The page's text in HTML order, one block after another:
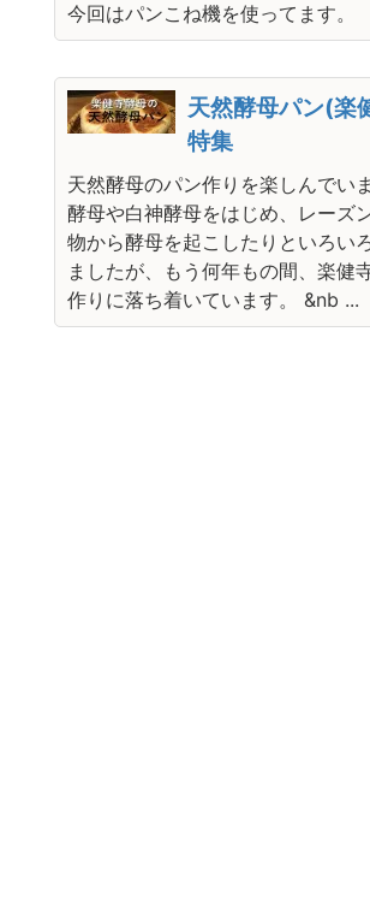
今回はパンこね機を使ってます。
天然酵母パン(楽
特集
天然酵母のパン作りを楽しんでい
酵母や白神酵母をはじめ、レーズ
物から酵母を起こしたりといろい
ましたが、もう何年もの間、楽健
作りに落ち着いています。 &nb ...